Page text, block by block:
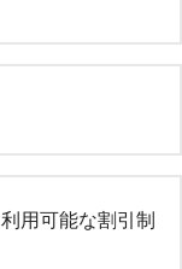
用可能な割引制